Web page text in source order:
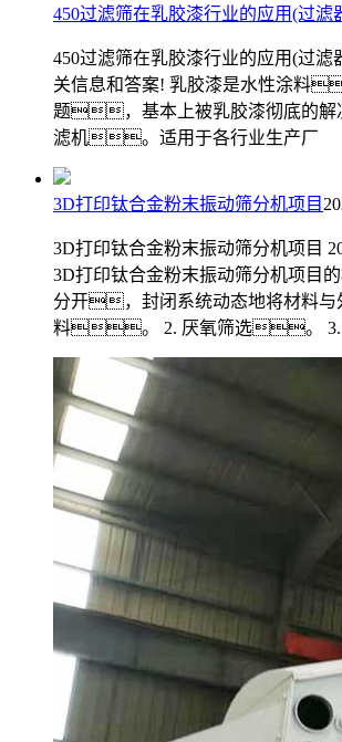
450过滤筛在乳胶漆行业的应用(过滤
450过滤筛在乳胶漆行业的应用(过
关信息和答案! 乳胶漆是水性涂料
题，基本上被乳胶漆彻底的解
滤机。适用于各行业生产厂
3D打印钛合金粉末振动筛分机项目
3D打印钛合金粉末振动筛分机项
3D打印钛合金粉末振动筛分机项
分开，封闭系统动态地将材料
料。 2. 厌氧筛选。 3.